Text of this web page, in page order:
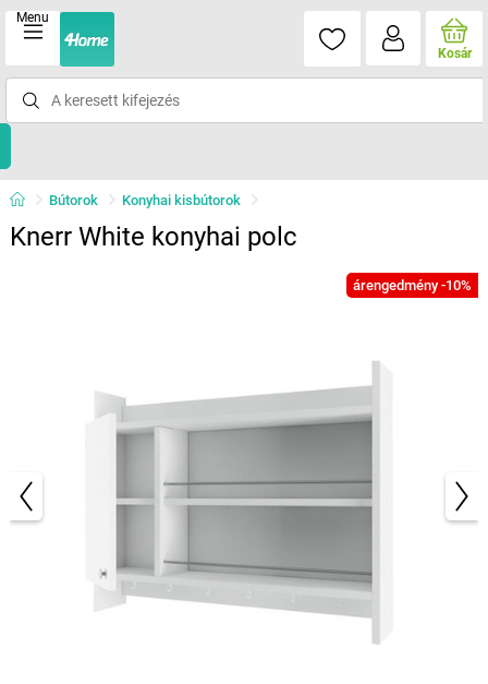
Menu
Kosár
Bútorok Konyhai kisbútorok
Knerr White konyhai polc
árengedmény -10%